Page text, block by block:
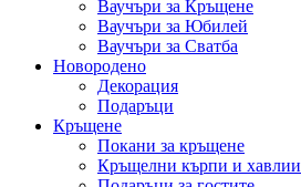
Ваучъри за Кръщене
Ваучъри за Юбилей
Ваучъри за Сватба
Новородено
Декорация
Подаръци
Кръщене
Покани за кръщене
Кръщелни кърпи и хавлии